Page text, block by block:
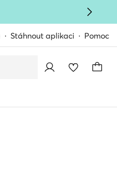
Stáhnout aplikaci Pomoc